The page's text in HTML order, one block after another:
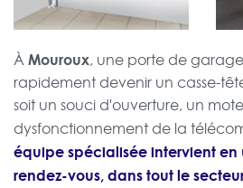
ÀMouroux, une porte de
rapidement devenir un casse-
soit un souci d'ouverture, un
dysfonctionnement de la
équipe spécialisée intervient en
rendez-vous, dans tout le